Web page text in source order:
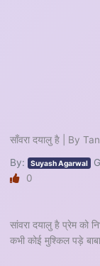
साँवरा दयालु है | By
By: Suyash Agarwal
0
सांवरा दयालु है प्रेम को
कभी कोई मुश्किल पड़े